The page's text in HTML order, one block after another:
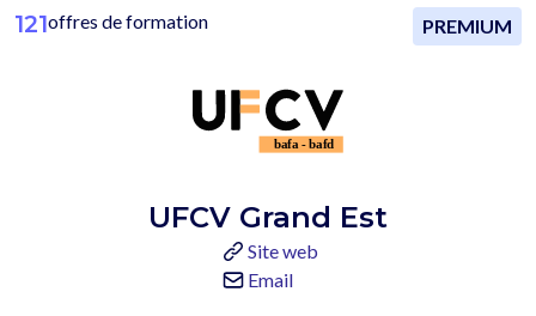
121offres de formation PREMIUM
UFCV Grand Est
Site web
Email